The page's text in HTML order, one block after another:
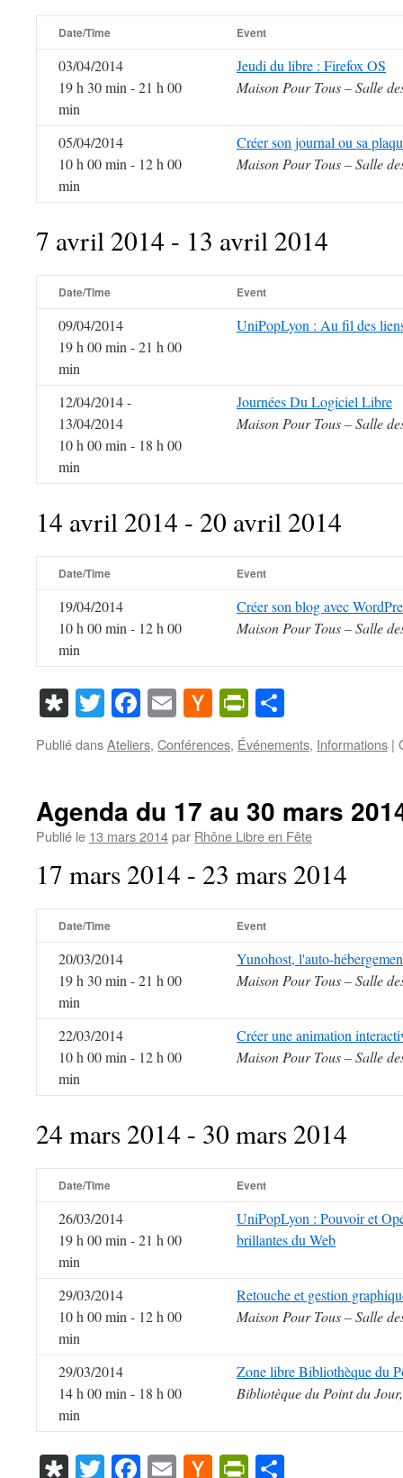
Date/Time Event
03/04/2014
19 h 30 min - 21 h 00
min
Jeudi du libre : Firefox OS
Maison Pour Tous – Salle
05/04/2014
10 h 00 min - 12 h 00
min
Créer son journal ou sa
Maison Pour Tous – Salle
7 avril 2014 - 13 avril 2014
Date/Time Event
09/04/2014
19 h 00 min - 21 h 00
min
UniPopLyon : Au fil des
12/04/2014 -
13/04/2014
10 h 00 min - 18 h 00
min
Journées Du Logiciel Libre
Maison Pour Tous – Salle
14 avril 2014 - 20 avril 2014
Date/Time Event
19/04/2014
10 h 00 min - 12 h 00
min
Créer son blog avec
Maison Pour Tous – Salle
Diaspora
TwitterFacebook
EmailHacker
News
PrintFriendly
Publié dansAteliers, Conférences, Événements, Informations |
Agenda du 17 au 30 mars
Publié le 13 mars 2014par Rhône Libre en Fête
17 mars 2014 - 23 mars 2014
Date/Time Event
20/03/2014
19 h 30 min - 21 h 00
min
Yunohost, l'auto-
Maison Pour Tous – Salle
22/03/2014
10 h 00 min - 12 h 00
min
Créer une animation
Maison Pour Tous – Salle
24 mars 2014 - 30 mars 2014
Date/Time Event
26/03/2014
19 h 00 min - 21 h 00
min
UniPopLyon : Pouvoir et
brillantes du Web
29/03/2014
10 h 00 min - 12 h 00
min
Retouche et gestion
Maison Pour Tous – Salle
29/03/2014
14 h 00 min - 18 h 00
min
Zone libre Bibliothèque du
Bibliotèque du Point du
Diaspora
TwitterFacebook
EmailHackerPrintFriendly